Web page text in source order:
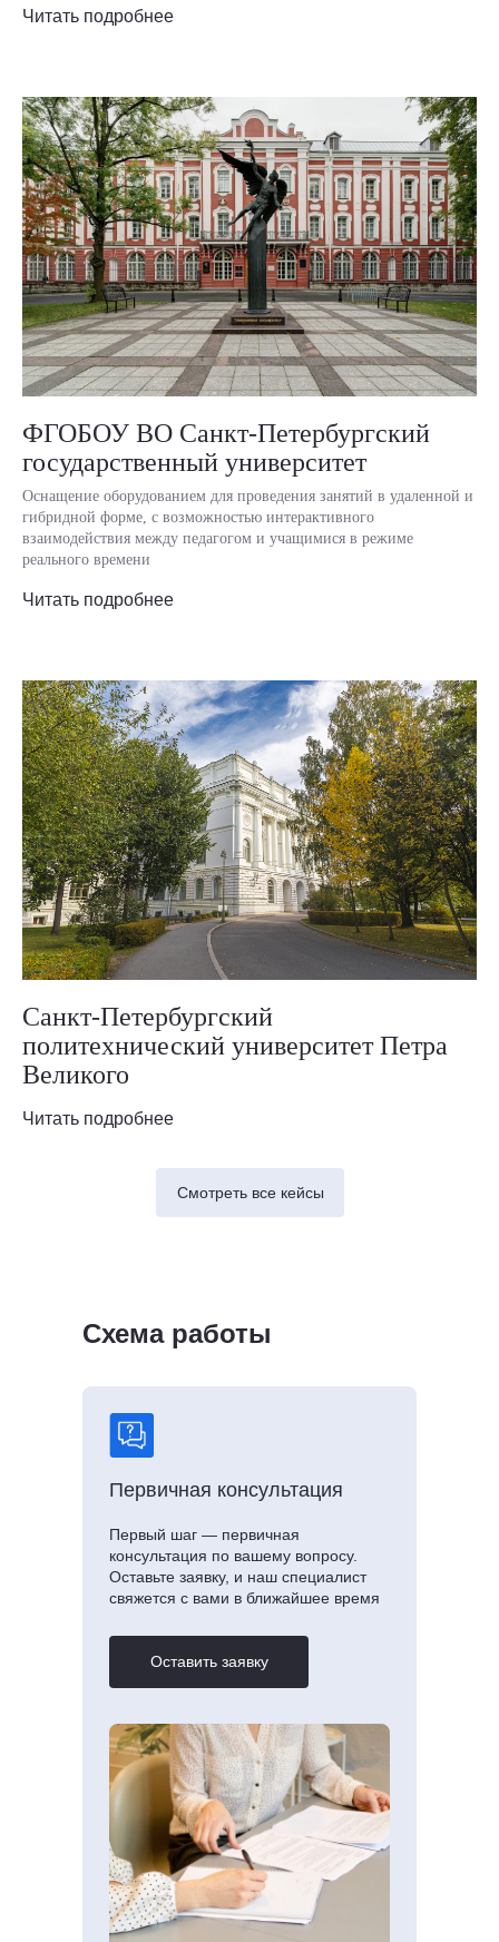
Читать подробнее
ФГОБОУ ВО Санкт-Петербургский
государственный университет
Оснащение оборудованием для проведения занятий в удаленной и
гибридной форме, c возможностью интерактивного
взаимодействия между педагогом и учащимися в режиме
реального времени
Читать подробнее
Санкт-Петербургский
политехнический университет Петра
Великого
Читать подробнее
Смотреть все кейсы
Схема работы
Первичная консультация
Первый шаг — первичная
консультация по вашему вопросу.
Оставьте заявку, и наш специалист
свяжется с вами в ближайшее время
Оставить заявку